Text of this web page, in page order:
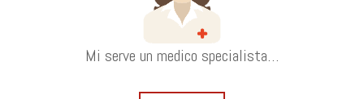
Mi serve un medico specialista…